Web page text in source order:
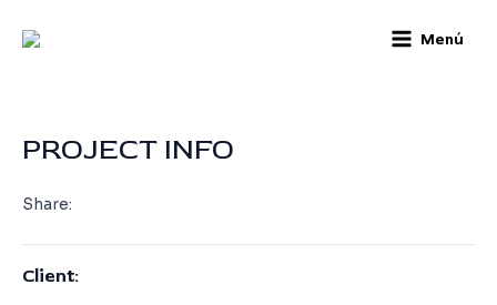
Menu
Menú
PROJECT INFO
Share:
Client:
navigation